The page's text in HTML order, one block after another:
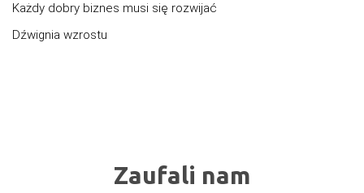
Każdy dobry biznes musi się rozwijać
Dźwignia wzrostu
Zaufali nam